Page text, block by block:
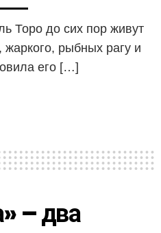
Торо до сих пор живут
рыбных рагу и
его […]
– два